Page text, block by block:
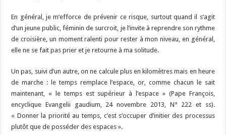
En général, je m’efforce de prévenir ce risque, surtout quand il s’agit
d’un jeune public, féminin de surcroit, je l’invite à reprendre son rythme
de croisière, un moment ralenti pour rester à mon niveau, en général,
elle ne se fait pas prier et je retourne à ma solitude.
Un pas, suivi d’un autre, on ne calcule plus en kilomètres mais en heure
de marche : le temps remplace l’espace, or, comme chacun le sait
maintenant, « le temps est supérieur à l’espace » (Pape François,
encyclique Evangelii gaudium, 24 novembre 2013, N° 222 et ss).
« Donner la priorité au temps, c’est s’occuper d’initier des processus
plutôt que de posséder des espaces ».